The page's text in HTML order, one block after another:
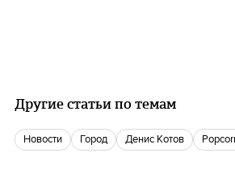
Другие статьи по темам
новости город Денис Котов